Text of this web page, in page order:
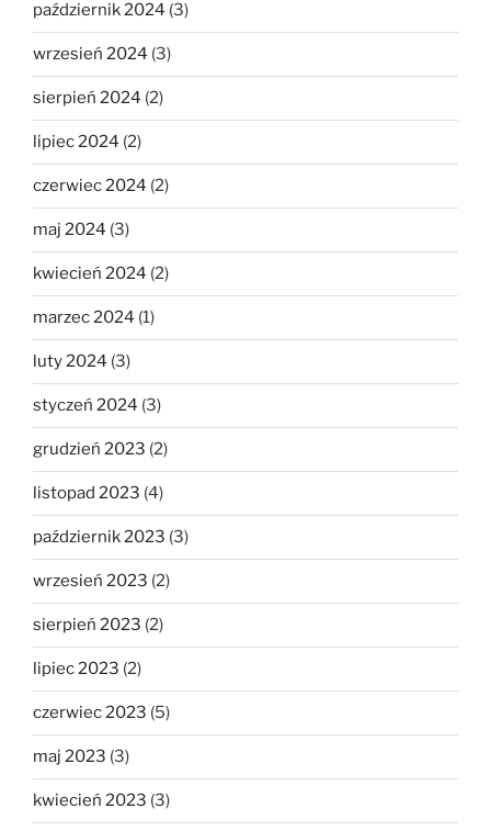
październik 2024 (3)
wrzesień 2024 (3)
sierpień 2024 (2)
lipiec 2024 (2)
czerwiec 2024 (2)
maj 2024 (3)
kwiecień 2024 (2)
marzec 2024 (1)
luty 2024 (3)
styczeń 2024 (3)
grudzień 2023 (2)
listopad 2023 (4)
październik 2023 (3)
wrzesień 2023 (2)
sierpień 2023 (2)
lipiec 2023 (2)
czerwiec 2023 (5)
maj 2023 (3)
kwiecień 2023 (3)